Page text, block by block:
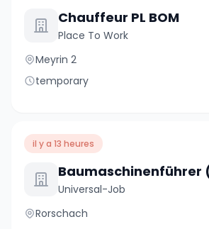
Chauffeur PL BOM
Place To Work
Meyrin 2
temporary
il y a 13 heures
Universal-Job
Rorschach